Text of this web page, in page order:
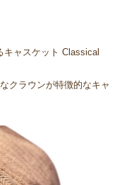
キャスケット Classical
クラウンが特徴的なキャ